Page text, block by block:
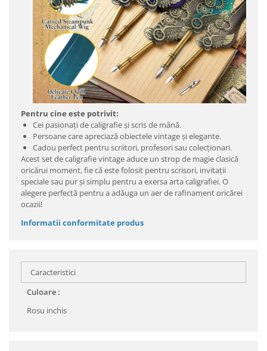
Pentru cine este potrivit:
Cei pasionați de caligrafie și scris de mână.
Persoane care apreciază obiectele vintage și elegante.
Cadou perfect pentru scriitori, profesori sau colecționari.
Acest set de caligrafie vintage aduce un strop de magie clasică
oricărui moment, fie că este folosit pentru scrisori, invitații
speciale sau pur și simplu pentru a exersa arta caligrafiei. O
alegere perfectă pentru a adăuga un aer de rafinament oricărei
ocazii!
Informatii conformitate produs
Caracteristici
Culoare :
Rosu inchis